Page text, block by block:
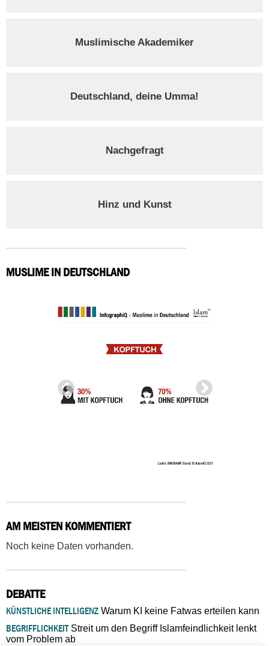
Muslimische Akademiker
Deutschland, deine Umma!
Nachgefragt
Hinz und Kunst
MUSLIME IN DEUTSCHLAND
AM MEISTEN KOMMENTIERT
Noch keine Daten vorhanden.
DEBATTE
KÜNSTLICHE INTELLIGENZ Warum KI keine Fatwas erteilen kann
BEGRIFFLICHKEITStreit um den Begriff Islamfeindlichkeit lenkt
vom Problem ab